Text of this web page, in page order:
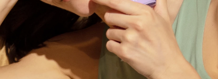
Mina beställningar
Mina adresser
Mina prenumerationer
FAQ™ Pure Beauty-Tech Elixir
issa™ Teeth Whitening Set
Français
Italiano
Português
Svenska
Русский
Türkçe
简体中文 繁體中文